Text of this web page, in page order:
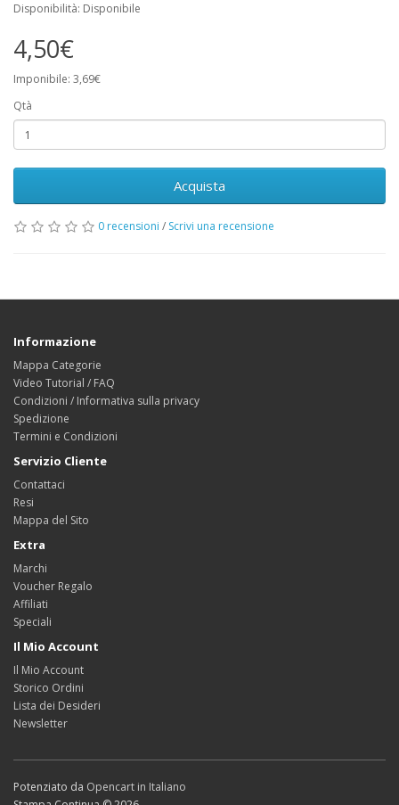
Disponibilità: Disponibile
4,50€
Imponibile: 3,69€
Qtà
Acquista
0 recensioni / Scrivi una recensione
Informazione
Mappa Categorie
Video Tutorial / FAQ
Condizioni / Informativa sulla privacy
Spedizione
Termini e Condizioni
Servizio Cliente
Contattaci
Resi
Mappa del Sito
Extra
Marchi
Voucher Regalo
Affiliati
Speciali
Il Mio Account
Il Mio Account
Storico Ordini
Lista dei Desideri
Newsletter
Potenziato da Opencart in Italiano